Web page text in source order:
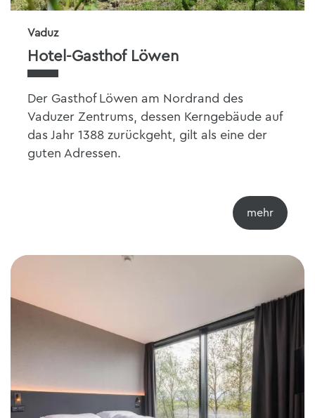
Vaduz
Hotel-Gasthof Löwen
Der Gasthof Löwen am Nordrand des
Vaduzer Zentrums, dessen Kerngebäude auf
das Jahr 1388 zurückgeht, gilt als eine der
guten Adressen.